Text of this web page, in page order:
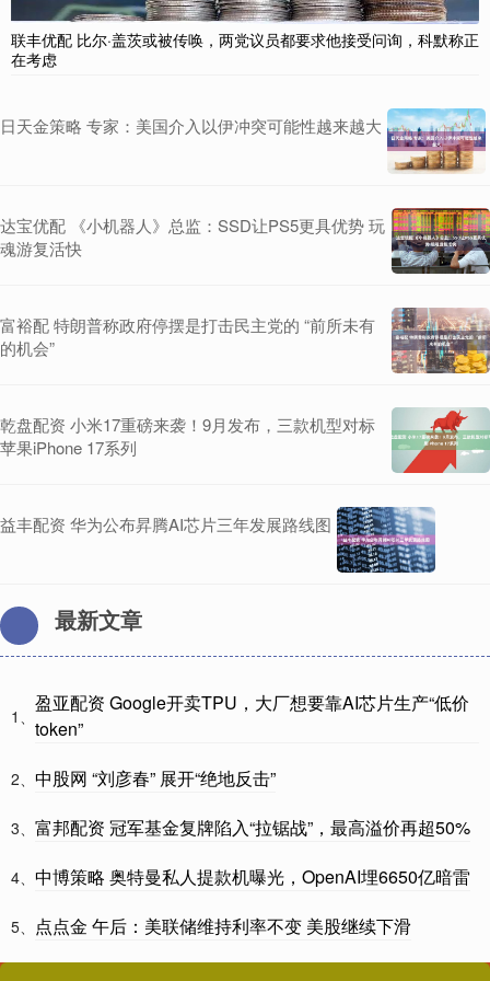
联丰优配 比尔·盖茨或被传唤，两党议员都要求他接受问询，科默称正
在考虑
日天金策略 专家：美国介入以伊冲突可能性越来越大
达宝优配 《小机器人》总监：SSD让PS5更具优势 玩
魂游复活快
富裕配 特朗普称政府停摆是打击民主党的 “前所未有
的机会”
乾盘配资 小米17重磅来袭！9月发布，三款机型对标
苹果iPhone 17系列
益丰配资 华为公布昇腾AI芯片三年发展路线图
最新文章
1、
盈亚配资 Google开卖TPU，大厂想要靠AI芯片生产“低价
token”
2、 中股网 “刘彦春” 展开“绝地反击”
3、 富邦配资 冠军基金复牌陷入“拉锯战”，最高溢价再超50%
4、 中博策略 奥特曼私人提款机曝光，OpenAI埋6650亿暗雷
5、 点点金 午后：美联储维持利率不变 美股继续下滑